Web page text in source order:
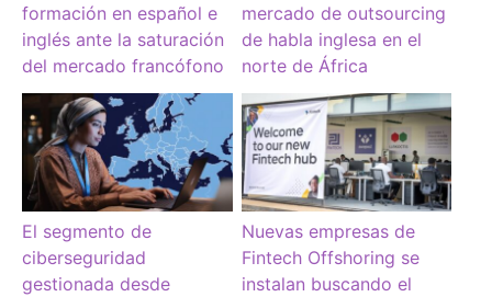
formación en español e
inglés ante la saturación
del mercado francófono
mercado de outsourcing
de habla inglesa en el
norte de África
El segmento de
ciberseguridad
gestionada desde
Nuevas empresas de
Fintech Offshoring se
instalan buscando el